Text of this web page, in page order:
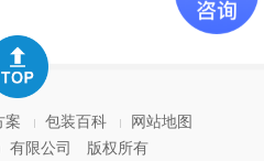
一站式定制冲牙器直播爆款产品包装盒
案 包装百科
网站地图
有限公司
版权所有